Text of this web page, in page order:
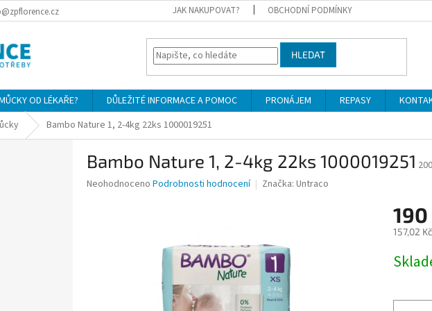
JAK NAKUPOVAT? OBCHODNÍ PODMÍNKY
HLEDAT
OD LÉKAŘE? DŮLEŽITÉ INFORMACE A POMOC PRONÁJEM REPASY
Bambo Nature 1, 2-4kg 22ks 1000019251
Bambo Nature 1, 2-4kg 22ks 1000019251
Průměrné
Neohodnoceno Podrobnosti hodnocení Značka: Untraco
190
157,02
cena: